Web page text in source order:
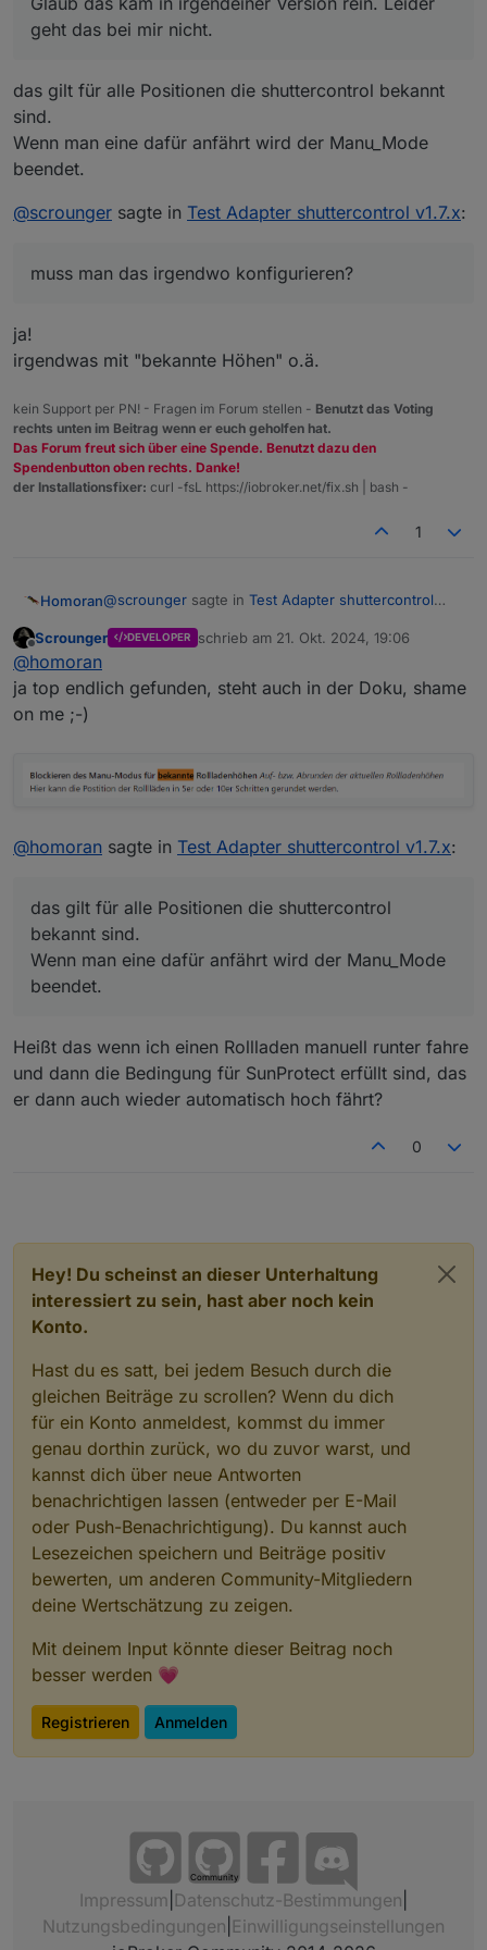
geht das bei mir nicht.
das gilt für alle Positionen die shuttercontrol bekannt
sind.
Wenn man eine dafür anfährt wird der Manu_Mode
beendet.
@scrounger sagte in Test Adapter shuttercontrol v1.7.x:
muss man das irgendwo konfigurieren?
ja!
irgendwas mit "bekannte Höhen" o.ä.
kein Support per PN! - Fragen im Forum stellen - Benutzt das Voting
rechts unten im Beitrag wenn er euch geholfen hat.
Das Forum freut sich über eine Spende. Benutzt dazu den
Spendenbutton oben rechts. Danke!
der Installationsfixer: curl -fsL https://iobroker.net/fix.sh | bash -
1
Homoran@scrounger sagte in Test Adapter shuttercontrol
einen Rollladen manuell wieder auf die
Sonnenschutzposition fährt, dass dann wieder
das gilt für alle Positionen die shuttercontrol bekannt
muss man das irgendwo konfigurieren?
ja!
Offline
Scrounger DEVELOPER schrieb am 21. Okt. 2024, 19:06
zuletzt editiert von
@homoran
ja top endlich gefunden, steht auch in der Doku, shame
on me ;-)
@homoran sagte in Test Adapter shuttercontrol v1.7.x:
das gilt für alle Positionen die shuttercontrol
bekannt sind.
Wenn man eine dafür anfährt wird der Manu_Mode
beendet.
Heißt das wenn ich einen Rollladen manuell runter fahre
und dann die Bedingung für SunProtect erfüllt sind, das
er dann auch wieder automatisch hoch fährt?
0
Hey! Du scheinst an dieser Unterhaltung
interessiert zu sein, hast aber noch kein
Konto.
Hast du es satt, bei jedem Besuch durch die
gleichen Beiträge zu scrollen? Wenn du dich
für ein Konto anmeldest, kommst du immer
genau dorthin zurück, wo du zuvor warst, und
kannst dich über neue Antworten
benachrichtigen lassen (entweder per E-Mail
oder Push-Benachrichtigung). Du kannst auch
Lesezeichen speichern und Beiträge positiv
bewerten, um anderen Community-Mitgliedern
deine Wertschätzung zu zeigen.
Mit deinem Input könnte dieser Beitrag noch
besser werden 💗
Registrieren Anmelden
Community
Impressum Datenschutz-Bestimmungen
Nutzungsbedingungen Einwilligungseinstellungen